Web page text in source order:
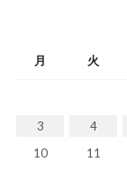
月 火
3
4
10
11